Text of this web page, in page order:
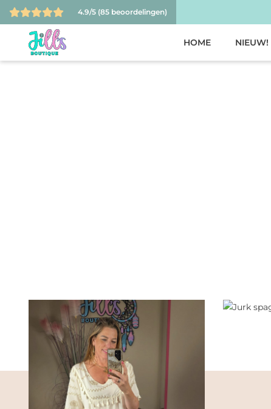
4.9/5 (85 beoordelingen)
HOME NIEUW!